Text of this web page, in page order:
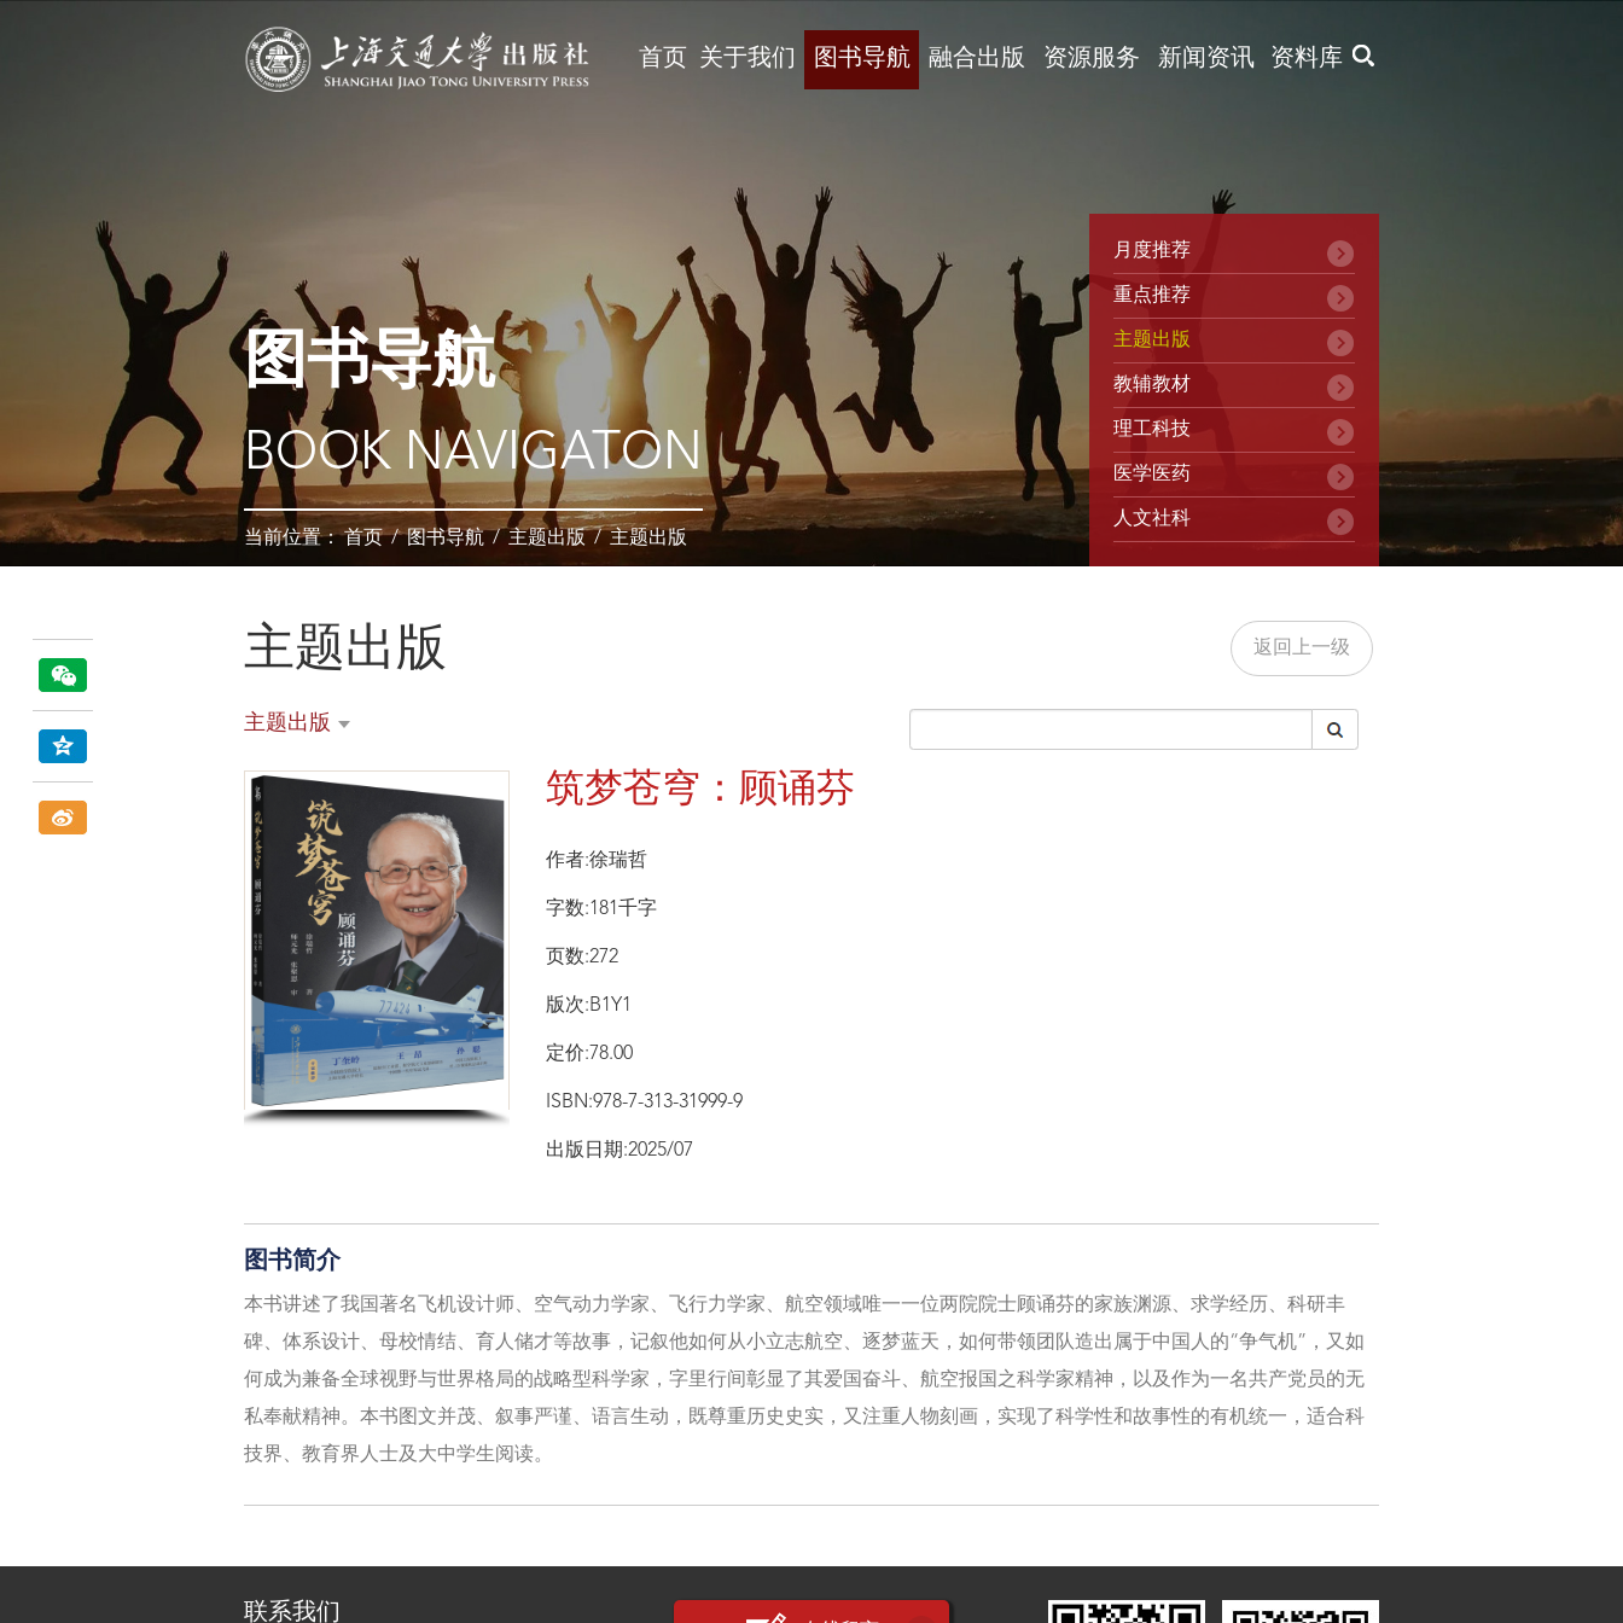
X
首页 关于我们 图书导航 融合出版 资源服务 新闻资讯 资料库
图书导航
BOOK NAVIGATON
当前位置：首页/图书导航 / 主题出版 / 主题出版
月度推荐
重点推荐
主题出版
教辅教材
理工科技
医学医药
人文社科
主题出版 返回上一级
主题出版
筑梦苍穹：顾诵芬
作者:徐瑞哲
字数:181千字
页数:272
版次:B1Y1
定价:78.00
ISBN:978-7-313-31999-9
出版日期:2025/07
图书简介
本书讲述了我国著名飞机设计师、空气动力学家、飞行力学家、航空领域唯一一位两院院士顾诵芬的家族渊源、求学经历、科研丰
碑、体系设计、母校情结、育人储才等故事，记叙他如何从小立志航空、逐梦蓝天，如何带领团队造出属于中国人的“争气机”，又如
何成为兼备全球视野与世界格局的战略型科学家，字里行间彰显了其爱国奋斗、航空报国之科学家精神，以及作为一名共产党员的无
私奉献精神。本书图文并茂、叙事严谨、语言生动，既尊重历史史实，又注重人物刻画，实现了科学性和故事性的有机统一，适合科
技界、教育界人士及大中学生阅读。
联系我们